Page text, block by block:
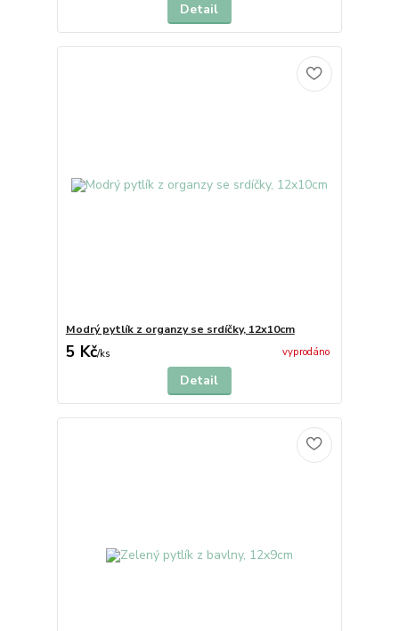
Detail
Modrý pytlík z organzy se srdíčky, 12x10cm
5 Kč/ks vyprodáno
Detail